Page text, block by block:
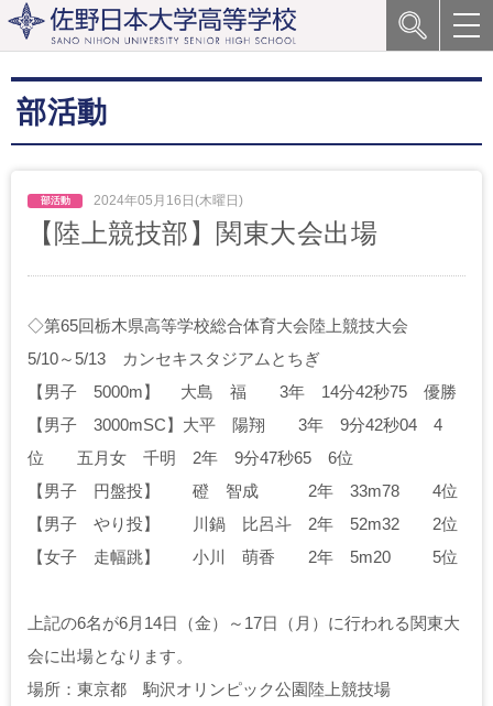
部活動
2024年05月16日(木曜日)
【陸上競技部】関東大会出場
◇第65回栃木県高等学校総合体育大会陸上競技大会
5/10～5/13 カンセキスタジアムとちぎ
【男子 5000m】 大島 福 3年 14分42秒75 優勝
【男子 3000mSC】 大平 陽翔 3年 9分42秒04 4
位 五月女 千明 2年 9分47秒65 6位
【男子 円盤投】 磴 智成 2年 33m78 4位
【男子 やり投】
川鍋 比呂斗 2年 52m32 2位
【女子 走幅跳】 小川 萌香 2年 5m20 5位
上記の6名が6月14日（金）～17日（月）に行われる関東大
会に出場となります。
場所：東京都 駒沢オリンピック公園陸上競技場